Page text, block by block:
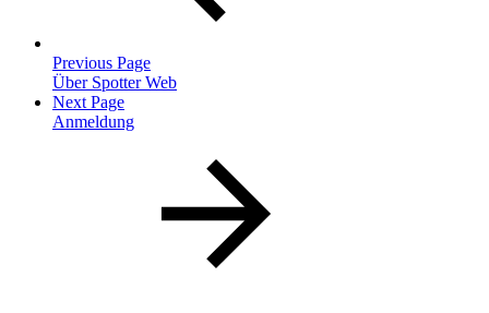
Previous Page
Über Spotter Web
Next Page
Anmeldung